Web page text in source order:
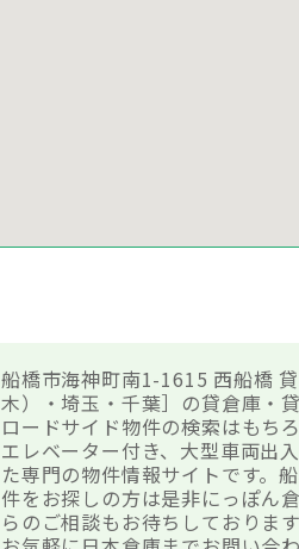
船橋市海神町南1-1615 西船橋
木）・埼玉・千葉］の貸倉庫・
ロードサイド物件の検索はもち
エレベーター付き、大型車両出
た専門の物件情報サイトです。
件をお探しの方は是非にっぽん
らのご相談もお待ちしておりま